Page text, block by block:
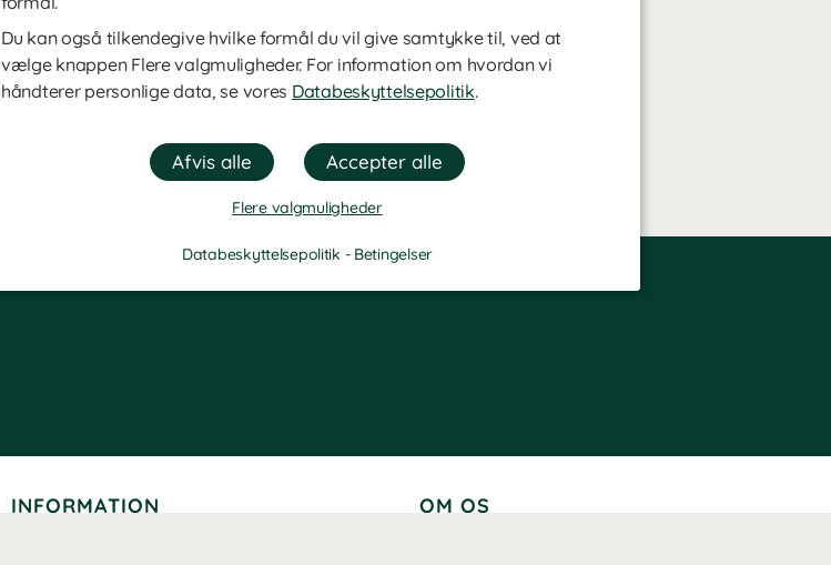
Du kan også tilkendegive hvilke formål du vil give samtykke til, ved at
vælge knappen Flere valgmuligheder. For information om hvordan vi
håndterer personlige data, se vores Databeskyttelsepolitik.
Flere valgmuligheder
Databeskyttelsepolitik - Betingelser
INFORMATION OM OS